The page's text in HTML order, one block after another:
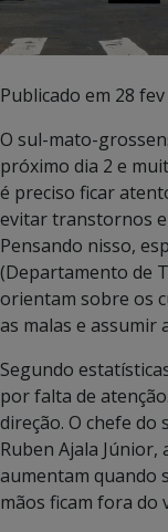
Publicado em 28
O sul-mato-
próximo dia 2 e
é preciso ficar
evitar transtornos
Pensando nisso,
(Departamento de
orientam sobre os
as malas e assumir
Segundo
por falta de
direção. O chefe do
Ruben Ajala Júnior,
aumentam quando
mãos ficam fora do